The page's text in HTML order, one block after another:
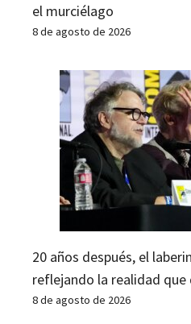
el murciélago
8 de agosto de 2026
20 años después, el
reflejando la realidad que
8 de agosto de 2026